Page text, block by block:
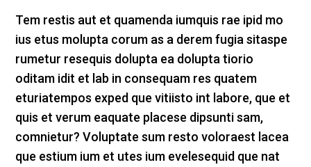
Tem restis aut et quamenda iumquis rae ipid mo
ius etus molupta corum as a derem fugia sitaspe
rumetur resequis dolupta ea dolupta tiorio
oditam idit et lab in consequam res quatem
eturiatempos exped que vitiisto int labore, que et
quis et verum eaquate placese dipsunti sam,
comnietur? Voluptate sum resto voloraest lacea
que estium ium et utes ium evelesequid que nat